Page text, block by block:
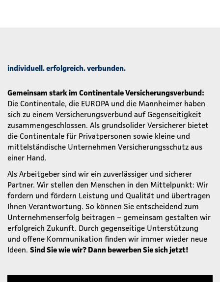
individuell. erfolgreich. verbunden.
Gemeinsam stark im Continentale Versicherungsverbund:
Die Continentale, die EUROPA und die Mannheimer haben
sich zu einem Versicherungsverbund auf Gegenseitigkeit
zusammengeschlossen. Als grundsolider Versicherer bietet
die Continentale für Privatpersonen sowie kleine und
mittelständische Unternehmen Versicherungsschutz aus
einer Hand.
Als Arbeitgeber sind wir ein zuverlässiger und sicherer
Partner. Wir stellen den Menschen in den Mittelpunkt: Wir
fordern und fördern Leistung und Qualität und übertragen
Ihnen Verantwortung. So können Sie entscheidend zum
Unternehmenserfolg beitragen – gemeinsam gestalten wir
erfolgreich Zukunft. Durch gegenseitige Unterstützung
und offene Kommunikation finden wir immer wieder neue
Ideen. Sind Sie wie wir? Dann bewerben Sie sich jetzt!